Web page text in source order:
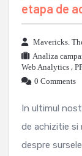
etapa de
Mavericks.
Analiza
Web Analytics ,
0 Comments
In ultimul
de achizitie si
despre